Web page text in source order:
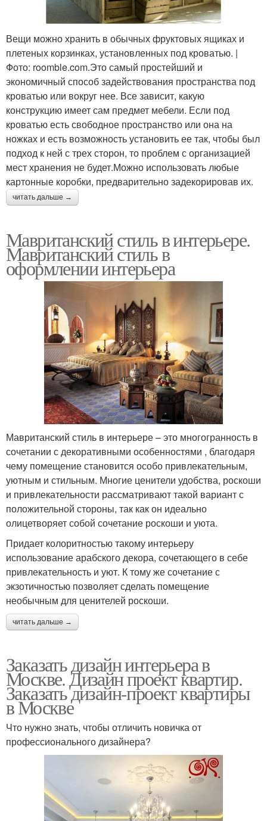
Вещи можно хранить в обычных фруктовых ящиках и
плетеных корзинках, установленных под кроватью. |
Фото: roomble.com.Это самый простейший и
экономичный способ задействования пространства под
кроватью или вокруг нее. Все зависит, какую
конструкцию имеет сам предмет мебели. Если под
кроватью есть свободное пространство или она на
ножках и есть возможность установить ее так, чтобы был
подход к ней с трех сторон, то проблем с организацией
мест хранения не будет.Можно использовать любые
картонные коробки, предварительно задекорировав их.
читать дальше →
Мавританский стиль в интерьере.
Мавританский стиль в
оформлении интерьера
Мавританский стиль в интерьере – это многогранность в
сочетании с декоративными особенностями , благодаря
чему помещение становится особо привлекательным,
уютным и стильным. Многие ценители удобства, роскоши
и привлекательности рассматривают такой вариант с
положительной стороны, так как он идеально
олицетворяет собой сочетание роскоши и уюта.
Придает колоритностью такому интерьеру
использование арабского декора, сочетающего в себе
привлекательность и уют. К тому же сочетание с
экзотичностью позволяет сделать помещение
необычным для ценителей роскоши.
читать дальше →
Заказать дизайн интерьера в
Москве. Дизайн проект квартир.
Заказать дизайн-проект квартиры
в Москве
Что нужно знать, чтобы отличить новичка от
профессионального дизайнера?